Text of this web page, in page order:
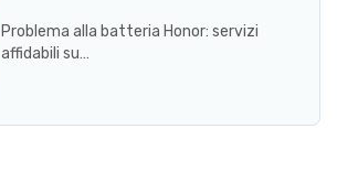
Problema alla batteria Honor: servizi
affidabili su…